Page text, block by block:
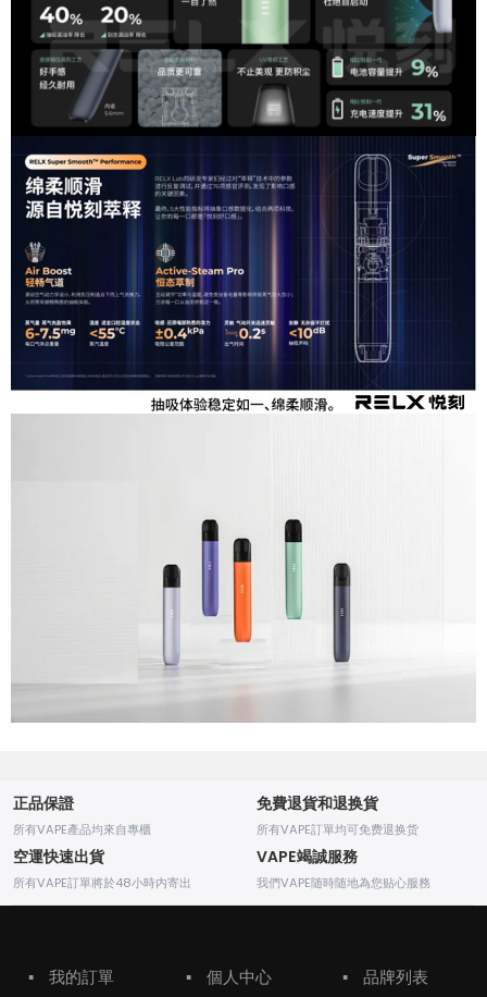
正品保證
所有VAPE產品均來自專櫃
免費退貨和退换貨
所有VAPE訂單均可免费退换货
空運快速出貨
所有VAPE訂單將於48小時内寄出
VAPE竭誠服務
我們VAPE随時随地為您贴心服務
▪ 我的訂單 ▪ 個人中心 ▪ 品牌列表